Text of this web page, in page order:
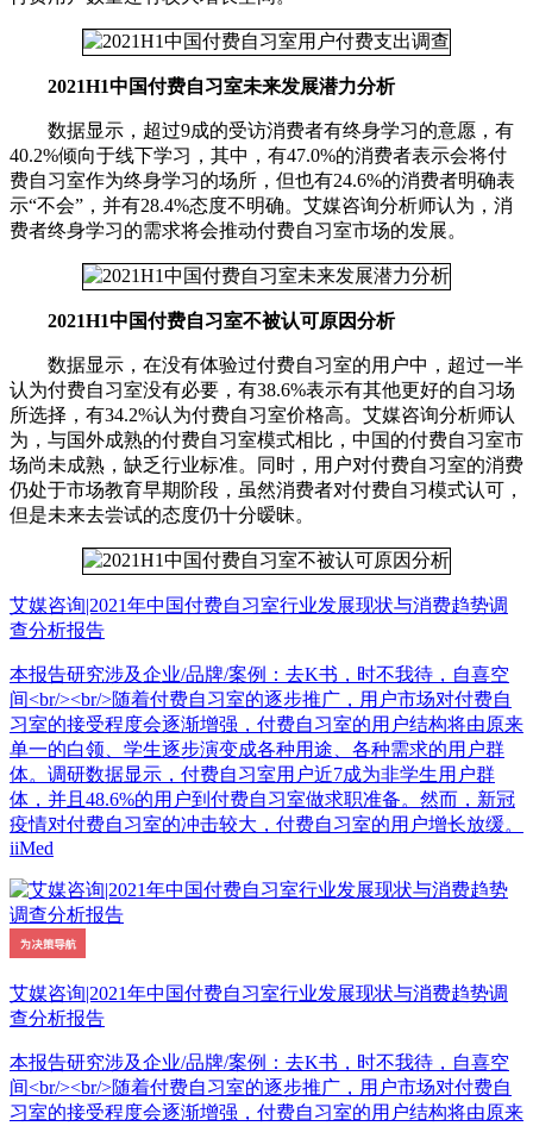
2021H1中国付费自习室未来发展潜力分析
数据显示，超过9成的受访消费者有终身学习的意愿，有
40.2%倾向于线下学习，其中，有47.0%的消费者表示会将付
费自习室作为终身学习的场所，但也有24.6%的消费者明确表
示“不会”，并有28.4%态度不明确。艾媒咨询分析师认为，消
费者终身学习的需求将会推动付费自习室市场的发展。
2021H1中国付费自习室不被认可原因分析
数据显示，在没有体验过付费自习室的用户中，超过一半
认为付费自习室没有必要，有38.6%表示有其他更好的自习场
所选择，有34.2%认为付费自习室价格高。艾媒咨询分析师认
为，与国外成熟的付费自习室模式相比，中国的付费自习室市
场尚未成熟，缺乏行业标准。同时，用户对付费自习室的消费
仍处于市场教育早期阶段，虽然消费者对付费自习模式认可，
但是未来去尝试的态度仍十分暧昧。
艾媒咨询|2021年中国付费自习室行业发展现状与消费趋势调
查分析报告
本报告研究涉及企业/品牌/案例：去K书，时不我待，自喜空
间<br/><br/>随着付费自习室的逐步推广，用户市场对付费自
习室的接受程度会逐渐增强，付费自习室的用户结构将由原来
单一的白领、学生逐步演变成各种用途、各种需求的用户群
体。调研数据显示，付费自习室用户近7成为非学生用户群
体，并且48.6%的用户到付费自习室做求职准备。然而，新冠
疫情对付费自习室的冲击较大，付费自习室的用户增长放缓。
iiMed
艾媒咨询|2021年中国付费自习室行业发展现状与消费趋势调
查分析报告
本报告研究涉及企业/品牌/案例：去K书，时不我待，自喜空
间<br/><br/>随着付费自习室的逐步推广，用户市场对付费自
习室的接受程度会逐渐增强，付费自习室的用户结构将由原来